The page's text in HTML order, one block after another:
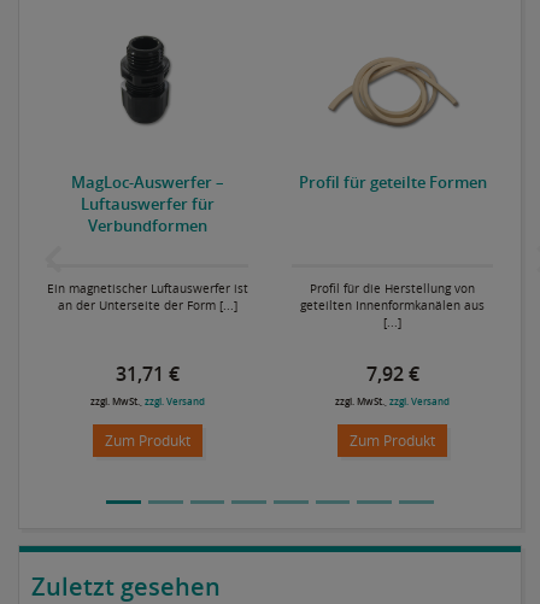
MagLoc-Auswerfer –
Luftauswerfer für
Verbundformen
Ein magnetischer Luftauswerfer ist
an der Unterseite der Form [...]
31,71 €
zzgl. MwSt., zzgl. Versand
Zum Produkt
Profil für geteilte Formen
Profil für die Herstellung von
geteilten Innenformkanälen aus
[...]
7,92 €
zzgl. MwSt.,zzgl. Versand
Zum Produkt
Zuletzt gesehen